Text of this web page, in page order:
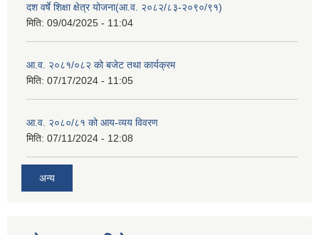
दश वर्षे शिक्षा क्षेत्र योजना(आ.व. २०८२/८३-२०९०/९१)
मिति: 09/04/2025 - 11:04
आ.व. २०८१/०८२ को बजेट तथा कार्यक्रम
मिति: 07/17/2024 - 11:05
आ.व. २०८०/८१ को आय-व्यय विवरण
मिति: 07/11/2024 - 12:08
अन्य